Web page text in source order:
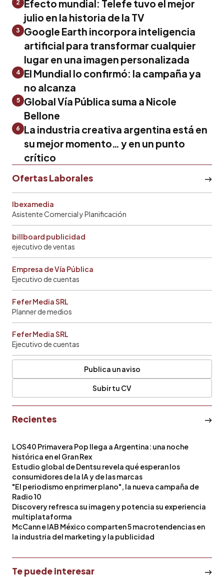
2
Efecto mundial: Telefe tuvo el mejor
julio en la historia de la TV
3
Google Earth incorpora inteligencia
artificial para transformar cualquier
lugar en una imagen personalizada
4 El Mundial lo confirmó: la campaña ya
no alcanza
5
Global Vía Pública suma a Nicole
Bellone
6
La industria creativa argentina está en
su mejor momento… y en un punto
crítico
Ofertas Laborales
Ibexamedia
Asistente Comercial y Planificación
billboard publicidad
ejecutivo de ventas
Empresa de Vía Pública
Ejecutivo de cuentas
Fefer Media SRL
Planner de medios
Fefer Media SRL
Ejecutivo de cuentas
Publica un aviso
Subir tu CV
Recientes
LOS40 Primavera Pop llega a Argentina: una noche
histórica en el Gran Rex
Estudio global de Dentsu revela qué esperan los
consumidores de la IA y de las marcas
"El periodismo en primer plano", la nueva campaña de
Radio 10
Discovery refresca su imagen y potencia su experiencia
multiplataforma
McCann e IAB México comparten 5 macrotendencias en
la industria del marketing y la publicidad
Te puede interesar